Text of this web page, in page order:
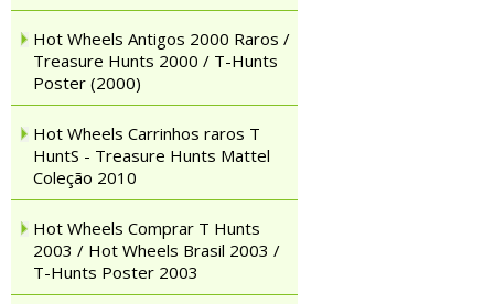
Hot Wheels Antigos 2000 Raros /
Treasure Hunts 2000 / T-Hunts
Poster (2000)
Hot Wheels Carrinhos raros T
HuntS - Treasure Hunts Mattel
Coleção 2010
Hot Wheels Comprar T Hunts
2003 / Hot Wheels Brasil 2003 /
T-Hunts Poster 2003